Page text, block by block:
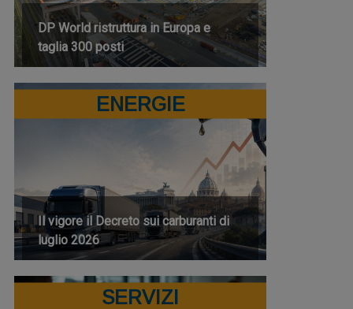
DP World ristruttura in Europa e
taglia 300 posti
ENERGIE
Il vigore il Decreto sui carburanti di
luglio 2026
SERVIZI